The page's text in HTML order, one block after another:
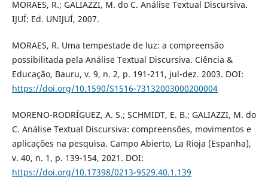
MORAES, R.; GALIAZZI, M. do C. Análise Textual Discursiva.
IJUÍ: Ed. UNIJUÍ, 2007.
MORAES, R. Uma tempestade de luz: a compreensão
possibilitada pela Análise Textual Discursiva. Ciência &
Educação, Bauru, v. 9, n. 2, p. 191-211, jul-dez. 2003. DOI:
https://doi.org/10.1590/S1516-73132003000200004
MORENO-RODRÍGUEZ, A. S.; SCHMIDT, E. B.; GALIAZZI, M. do
C. Análise Textual Discursiva: compreensões, movimentos e
aplicações na pesquisa. Campo Abierto, La Rioja (Espanha),
v. 40, n. 1, p. 139-154, 2021. DOI:
https://doi.org/10.17398/0213-9529.40.1.139